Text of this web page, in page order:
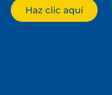
Haz clic aquí